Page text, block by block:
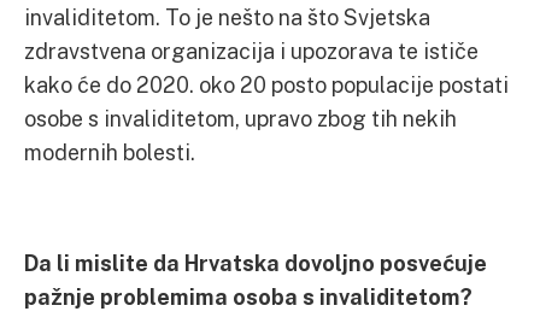
invaliditetom. To je nešto na što Svjetska
zdravstvena organizacija i upozorava te ističe
kako će do 2020. oko 20 posto populacije postati
osobe s invaliditetom, upravo zbog tih nekih
modernih bolesti.
Da li mislite da Hrvatska dovoljno posvećuje
pažnje problemima osoba s invaliditetom?